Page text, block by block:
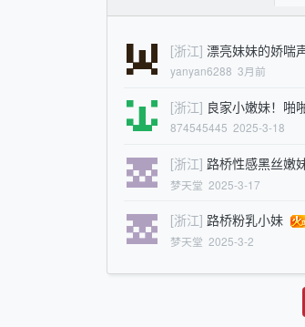
[浙江] 漂亮妹妹的娇喘
yanyan6288 3月前
[浙江] 良家小嫩妹！啪
874545445 2025-3-18
[浙江] 路桥性感黑丝嫩
梦天堂 2025-3-17
[浙江] 路桥粉乳小妹
梦天堂 2025-3-2